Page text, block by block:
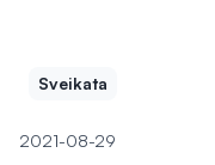
Sveikata
2021-08-29